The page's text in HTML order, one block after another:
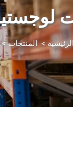
>المنتجات